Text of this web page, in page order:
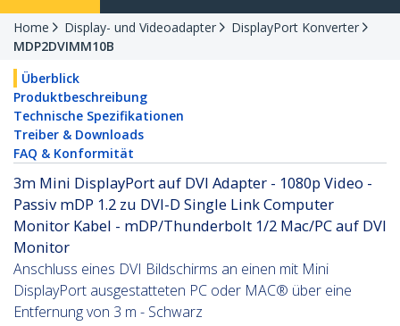
Home Display- und Videoadapter
DisplayPort Konverter
MDP2DVIMM10B
Überblick
Produktbeschreibung
Technische Spezifikationen
Treiber & Downloads
FAQ & Konformität
3m Mini DisplayPort auf DVI Adapter - 1080p Video -
Passiv mDP 1.2 zu DVI-D Single Link Computer
Monitor Kabel - mDP/Thunderbolt 1/2 Mac/PC auf DVI
Monitor
Anschluss eines DVI Bildschirms an einen mit Mini
DisplayPort ausgestatteten PC oder MAC® über eine
Entfernung von 3 m - Schwarz